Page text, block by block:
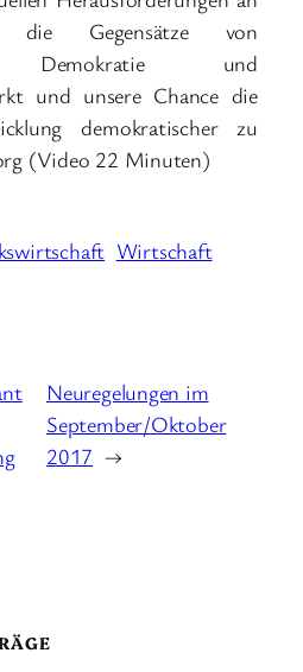
die Gegensätze von
Demokratie und
und unsere Chance die
demokratischer zu
(Video 22 Minuten)
Wirtschaft
Neuregelungen im
September/Oktober
2017 →